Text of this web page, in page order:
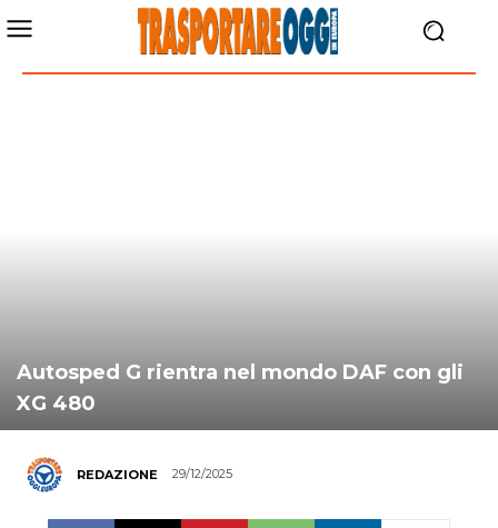
Autosped G rientra nel mondo DAF con gli
XG 480
REDAZIONE 29/12/2025